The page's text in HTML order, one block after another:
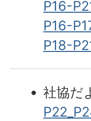
P16-
P16-
P18-
社協だ